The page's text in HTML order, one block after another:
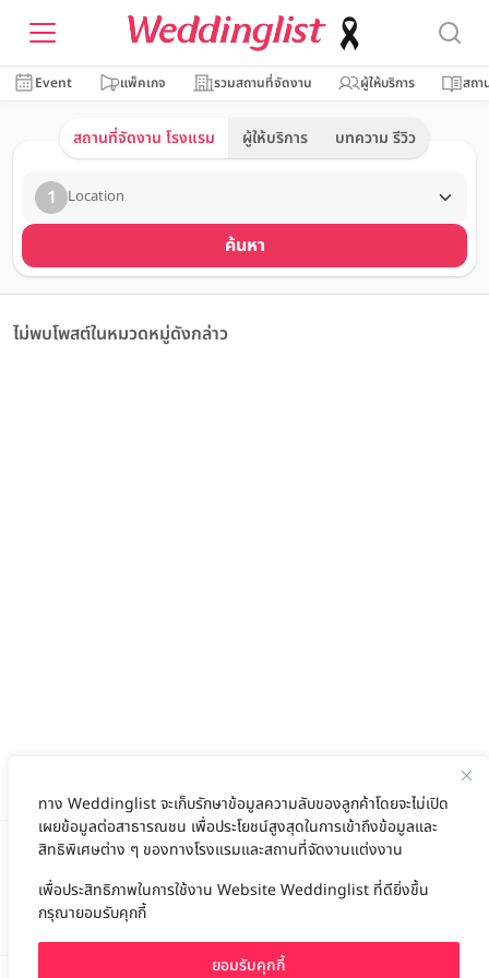
ทาง Weddinglist จะเก็บรักษาข้อมูลความลับของลูกค้าโดยจะไม่เปิด
เผยข้อมูลต่อสาธารณชน เพื่อประโยชน์สูงสุดในการเข้าถึงข้อมูลและ
สิทธิพิเศษต่าง ๆ ของทางโรงแรมและสถานที่จัดงานแต่งงาน
เพื่อประสิทธิภาพในการใช้งาน Website Weddinglist ที่ดียิ่งขึ้น
กรุณายอมรับคุกกี้
ยอมรับคุกกี้
Event แพ็คเกจ รวมสถานที่จัดงาน ผู้ให้บริการ สถา
สถานที่จัดงาน โรงแรม ผู้ให้บริการ บทความ รีวิว
1 Location
ค้นหา
ไม่พบโพสต์ในหมวดหมู่ดังกล่าว
สนับสนุนโดย